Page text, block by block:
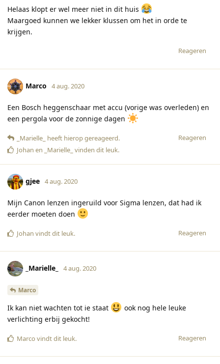
Helaas klopt er wel meer niet in dit huis
Maargoed kunnen we lekker klussen om het in orde te
krijgen.
Reageren
Marco 4 aug. 2020
Een Bosch heggenschaar met accu (vorige was overleden) en
een pergola voor de zonnige dagen
Reageren
_Marielle_ heeft hierop gereageerd.
Johan en _Marielle_ vinden dit leuk.
gjee 4 aug. 2020
Mijn Canon lenzen ingeruild voor Sigma lenzen, dat had ik
eerder moeten doen
Reageren
Johan vindt dit leuk.
_Marielle_ 4 aug. 2020
Marco
Ik kan niet wachten tot ie staat
ook nog hele leuke
verlichting erbij gekocht!
Reageren
Marco vindt dit leuk.